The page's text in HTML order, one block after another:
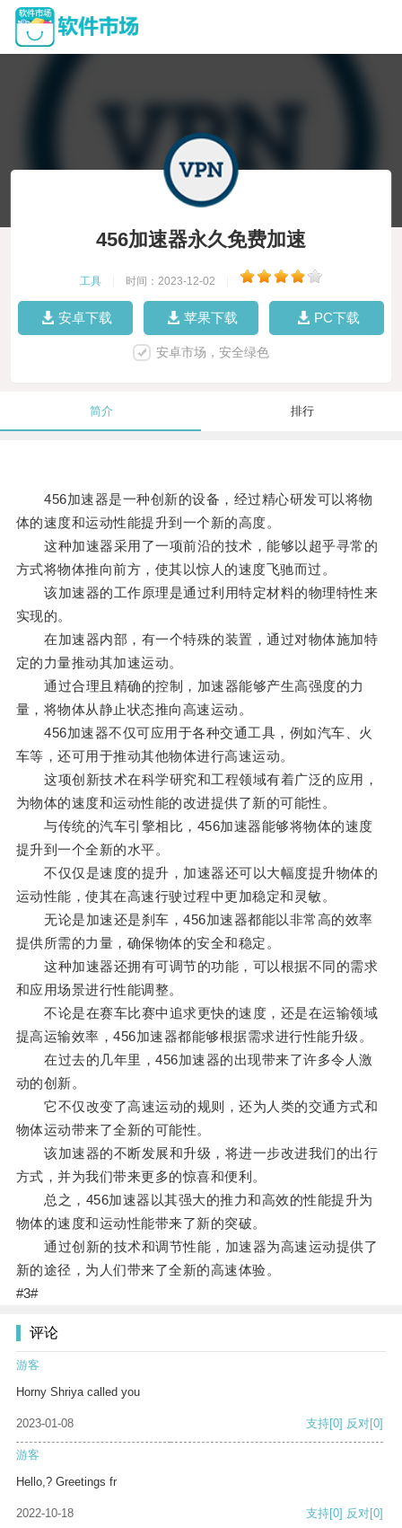
456加速器永久免费加速
工具 时间：2023-12-02
安卓下载 苹果下载 PC下载
安卓市场，安全绿色
简介 排行
456加速器是一种创新的设备，经过精心研发可以将物
体的速度和运动性能提升到一个新的高度。
这种加速器采用了一项前沿的技术，能够以超乎寻常的
方式将物体推向前方，使其以惊人的速度飞驰而过。
该加速器的工作原理是通过利用特定材料的物理特性来
实现的。
在加速器内部，有一个特殊的装置，通过对物体施加特
定的力量推动其加速运动。
通过合理且精确的控制，加速器能够产生高强度的力
量，将物体从静止状态推向高速运动。
456加速器不仅可应用于各种交通工具，例如汽车、火
车等，还可用于推动其他物体进行高速运动。
这项创新技术在科学研究和工程领域有着广泛的应用，
为物体的速度和运动性能的改进提供了新的可能性。
与传统的汽车引擎相比，456加速器能够将物体的速度
提升到一个全新的水平。
不仅仅是速度的提升，加速器还可以大幅度提升物体的
运动性能，使其在高速行驶过程中更加稳定和灵敏。
无论是加速还是刹车，456加速器都能以非常高的效率
提供所需的力量，确保物体的安全和稳定。
这种加速器还拥有可调节的功能，可以根据不同的需求
和应用场景进行性能调整。
不论是在赛车比赛中追求更快的速度，还是在运输领域
提高运输效率，456加速器都能够根据需求进行性能升级。
在过去的几年里，456加速器的出现带来了许多令人激
动的创新。
它不仅改变了高速运动的规则，还为人类的交通方式和
物体运动带来了全新的可能性。
该加速器的不断发展和升级，将进一步改进我们的出行
方式，并为我们带来更多的惊喜和便利。
总之，456加速器以其强大的推力和高效的性能提升为
物体的速度和运动性能带来了新的突破。
通过创新的技术和调节性能，加速器为高速运动提供了
新的途径，为人们带来了全新的高速体验。
#3#
评论
游客
Horny Shriya called you
2023-01-08 支持[0] 反对[0]
游客
Hello,? Greetings fr
2022-10-18 支持[0] 反对[0]